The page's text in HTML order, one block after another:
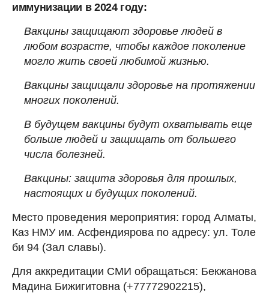
иммунизации в 2024 году:
Вакцины защищают здоровье людей в
любом возрасте, чтобы каждое поколение
могло жить своей любимой жизнью.
Вакцины защищали здоровье на протяжении
многих поколений.
В будущем вакцины будут охватывать еще
больше людей и защищать от большего
числа болезней.
Вакцины: защита здоровья для прошлых,
настоящих и будущих поколений.
Место проведения мероприятия: город Алматы,
Каз НМУ им. Асфендиярова по адресу: ул. Толе
би 94 (Зал славы).
Для аккредитации СМИ обращаться: Бекжанова
Мадина Бижигитовна (+77772902215),